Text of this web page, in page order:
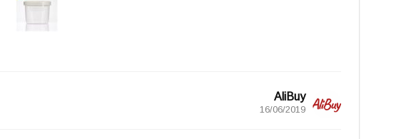
AliBuy
16/06/2019